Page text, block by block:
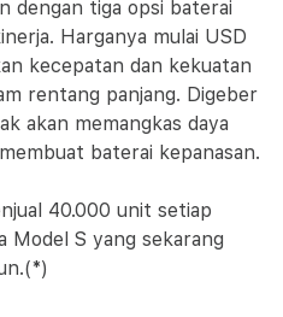
dengan tiga opsi baterai
Harganya mulai USD
kecepatan dan kekuatan
rentang panjang. Digeber
akan memangkas daya
baterai kepanasan.
40.000 unit setiap
Model S yang sekarang